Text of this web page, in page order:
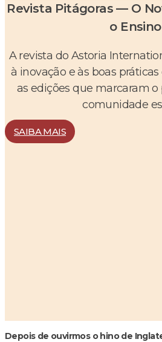
Revista Pitágoras — O
o Ensino
A revista do Astoria
à inovação e às boas
as edições que marcaram o
comunidade
SAIBA MAIS
Depois de ouvirmos o hino de